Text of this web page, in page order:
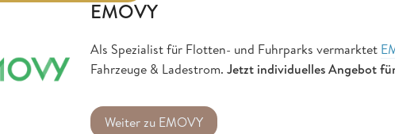
EMOVY
Als Spezialist für Flotten- und Fuhrparks vermarktet
Fahrzeuge & Ladestrom. Jetzt individuelles Angebot
Weiter zu EMOVY